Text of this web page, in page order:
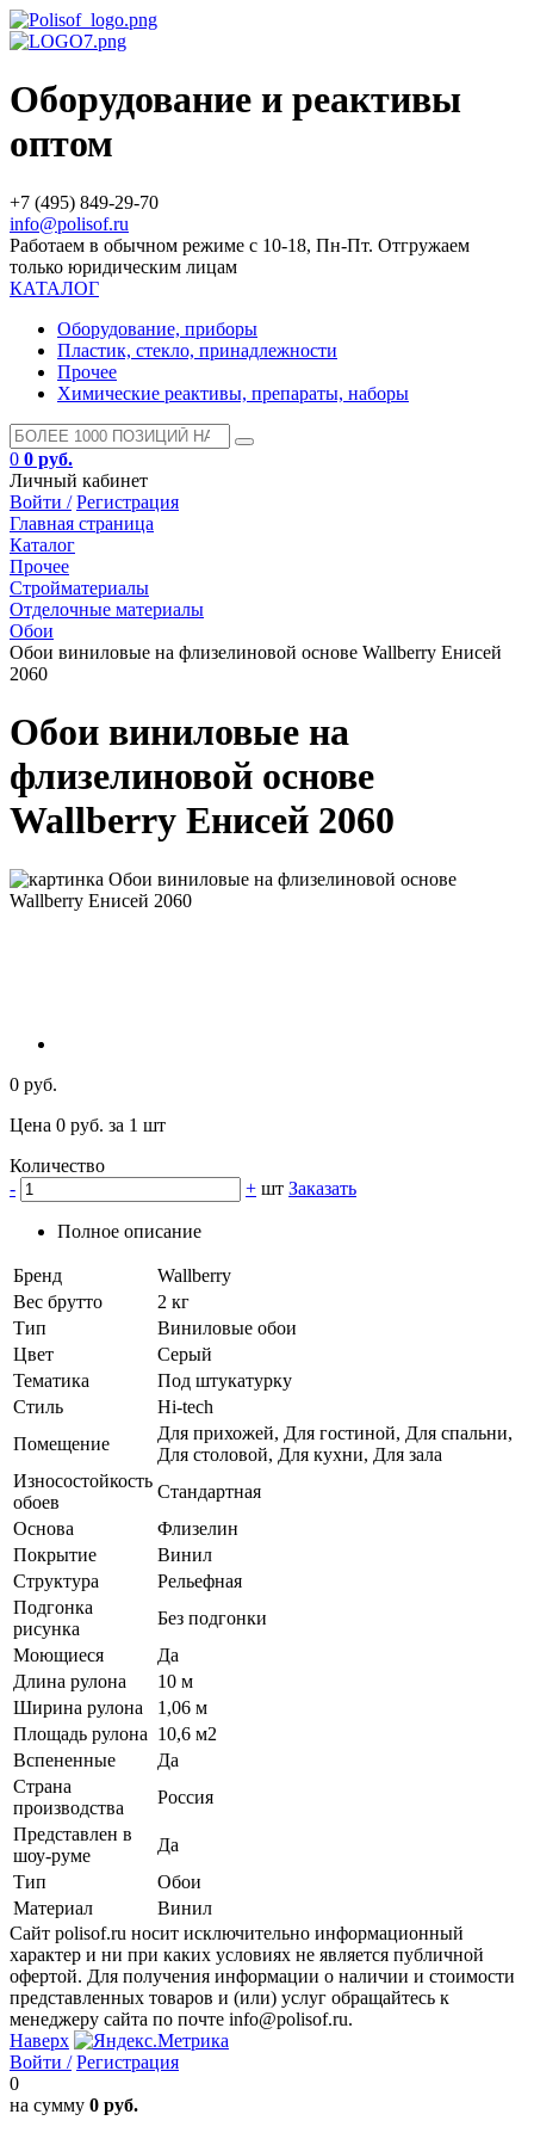
Оборудование и реактивы
оптом
+7 (495) 849-29-70
info@polisof.ru
Работаем в обычном режиме с 10-18, Пн-Пт. Отгружаем
только юридическим лицам
КАТАЛОГ
Оборудование, приборы
Пластик, стекло, принадлежности
Прочее
Химические реактивы, препараты, наборы
0 0 руб.
Личный кабинет
Войти / Регистрация
Главная страница
Каталог
Прочее
Стройматериалы
Отделочные материалы
Обои
Обои виниловые на флизелиновой основе Wallberry Енисей
2060
Обои виниловые на
флизелиновой основе
Wallberry Енисей 2060
0 руб.
Цена 0 руб. за 1 шт
Количество
-
+ шт Заказать
Полное описание
Бренд
Wallberry
Вес брутто
2 кг
Тип
Виниловые обои
Цвет
Серый
Тематика
Под штукатурку
Стиль
Hi-tech
Помещение
Для прихожей, Для гостиной, Для спальни,
Для столовой, Для кухни, Для зала
Износостойкость
обоев
Стандартная
Основа
Флизелин
Покрытие
Винил
Структура
Рельефная
Подгонка
рисунка
Без подгонки
Моющиеся
Да
Длина рулона
10 м
Ширина рулона
1,06 м
Площадь рулона 10,6 м2
Вспененные
Да
Страна
производства
Россия
Представлен в
шоу-руме
Да
Тип
Обои
Материал
Винил
Сайт polisof.ru носит исключительно информационный
характер и ни при каких условиях не является публичной
офертой. Для получения информации о наличии и стоимости
представленных товаров и (или) услуг обращайтесь к
менеджеру сайта по почте info@polisof.ru.
Наверх
Войти / Регистрация
0
на сумму 0 руб.